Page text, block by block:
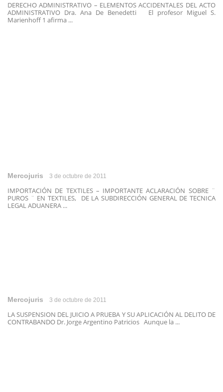
DERECHO ADMINISTRATIVO – ELEMENTOS ACCIDENTALES DEL ACTO
ADMINISTRATIVO Dra. Ana De Benedetti El profesor Miguel S.
Marienhoff 1 afirma ...
Mercojuris 3 de octubre de 2011
IMPORTACIÓN DE TEXTILES – IMPORTANTE ACLARACIÓN SOBRE ¨
PUROS ¨ EN TEXTILES, DE LA SUBDIRECCIÓN GENERAL DE TECNICA
LEGAL ADUANERA ...
Mercojuris 3 de octubre de 2011
LA SUSPENSION DEL JUICIO A PRUEBA Y SU APLICACIÓN AL DELITO DE
CONTRABANDO Dr. Jorge Argentino Patricios Aunque la ...